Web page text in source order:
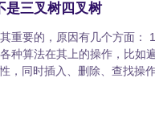
是三叉树四叉树
**：二叉树的结构相对简单，每个节点最多有两个子节点。这种结构
比如遍历、插入、删除等。 2. **效率平衡**：
，同时插入、删除、查找
快，但它们的维护（如重新平衡）成本
叉搜索树中可以非常快速地